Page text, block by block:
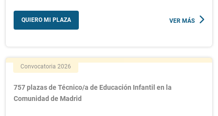
QUIERO MI PLAZA VER MÁS
Convocatoria 2026
757 plazas de Técnico/a de Educación Infantil en la
Comunidad de Madrid